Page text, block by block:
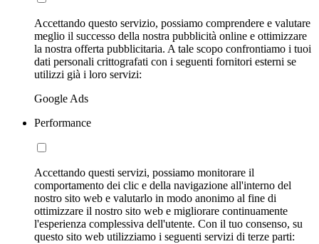
Accettando questo servizio, possiamo comprendere e valutare
meglio il successo della nostra pubblicità online e ottimizzare
la nostra offerta pubblicitaria. A tale scopo confrontiamo i tuoi
dati personali crittografati con i seguenti fornitori esterni se
utilizzi già i loro servizi:
Google Ads
Performance
Accettando questi servizi, possiamo monitorare il
comportamento dei clic e della navigazione all'interno del
nostro sito web e valutarlo in modo anonimo al fine di
ottimizzare il nostro sito web e migliorare continuamente
l'esperienza complessiva dell'utente. Con il tuo consenso, su
questo sito web utilizziamo i seguenti servizi di terze parti: